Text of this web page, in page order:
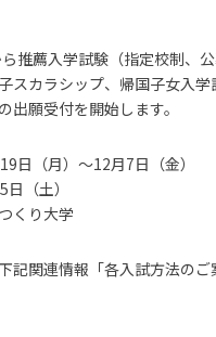
推薦入学試験（指定校制、
スカラシップ、帰国子女入
願受付を開始します。
日（月）～12月7日（金）
（土）
くり大学
記関連情報「各入試方法の